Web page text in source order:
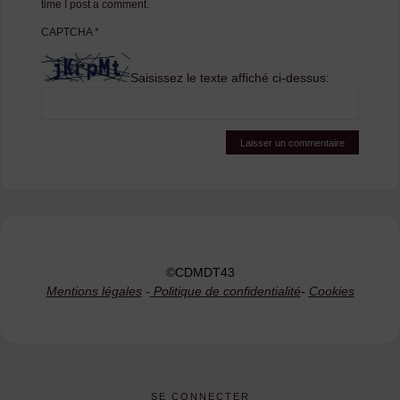
time I post a comment.
CAPTCHA*
Saisissez le texte affiché ci-dessus:
©CDMDT43
Mentions légales- Politique de confidentialité- Cookies
SE CONNECTER